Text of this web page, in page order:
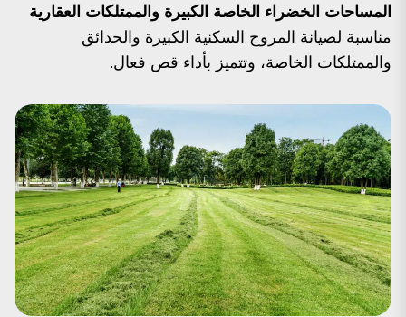
المساحات الخضراء الخاصة الكبيرة والممتلكات العقارية
مناسبة لصيانة المروج السكنية الكبيرة والحدائق
والممتلكات الخاصة، وتتميز بأداء قص فعال.